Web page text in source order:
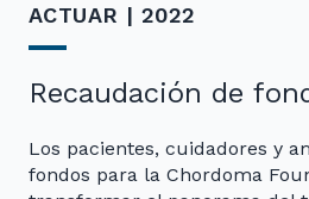
ACTUAR | 2022
Recaudación de
Los pacientes, cuidadores y
fondos para la Chordoma
0